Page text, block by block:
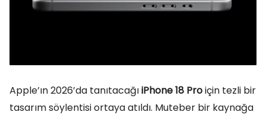
Apple’ın 2026’da tanıtacağıiPhone 18 Proiçin tezli bir
tasarım söylentisi ortaya atıldı. Muteber bir kaynağa